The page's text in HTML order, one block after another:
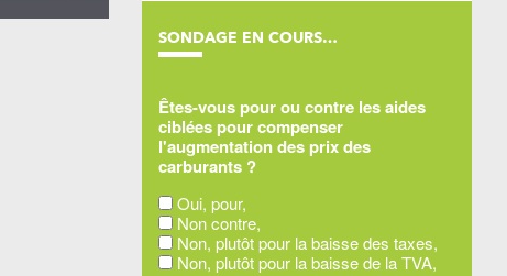
SONDAGE EN COURS…
Êtes-vous pour ou contre les aides
ciblées pour compenser
l'augmentation des prix des
carburants ?
Oui, pour,
Non contre,
Non, plutôt pour la baisse des taxes,
Non, plutôt pour la baisse de la TVA,